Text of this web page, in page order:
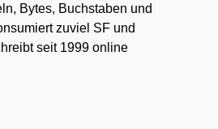
Bytes, Buchstaben und
zuviel SF und
seit 1999 online